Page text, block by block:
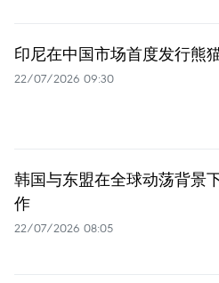
印尼在中国市场首度发行熊
22/07/2026 09:30
韩国与东盟在全球动荡背景
作
22/07/2026 08:05